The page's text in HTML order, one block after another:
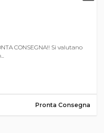
CONSEGNA!! Si valutano
Pronta Consegna